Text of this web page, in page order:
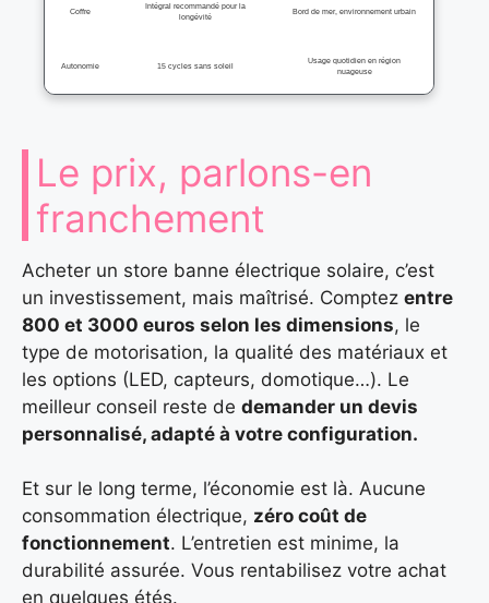
Coffre
Intégral recommandé pour la
longévité
Bord de mer, environnement urbain
Autonomie 15 cycles sans soleil
Usage quotidien en région
nuageuse
Le prix, parlons-en
franchement
Acheter un store banne électrique solaire, c’est
un investissement, mais maîtrisé. Comptez entre
800 et 3000 euros selon les dimensions, le
type de motorisation, la qualité des matériaux et
les options (LED, capteurs, domotique…). Le
meilleur conseil reste de demander un devis
personnalisé, adapté à votre configuration.
Et sur le long terme, l’économie est là. Aucune
consommation électrique, zéro coût de
fonctionnement. L’entretien est minime, la
durabilité assurée. Vous rentabilisez votre achat
en quelques étés.